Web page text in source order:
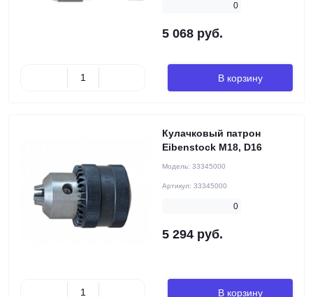
0
5 068 руб.
В корзину
Кулачковый патрон
Eibenstock М18, D16
Модель: 33345000
Артикул: 33345000
0
5 294 руб.
В корзину